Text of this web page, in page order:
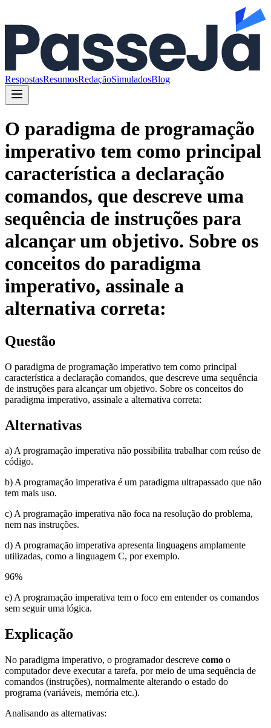
RespostasResumosRedaçãoSimuladosBlog
O paradigma de programação
imperativo tem como principal
característica a declaração
comandos, que descreve uma
sequência de instruções para
alcançar um objetivo. Sobre os
conceitos do paradigma
imperativo, assinale a
alternativa correta:
Questão
O paradigma de programação imperativo tem como principal
característica a declaração comandos, que descreve uma sequência
de instruções para alcançar um objetivo. Sobre os conceitos do
paradigma imperativo, assinale a alternativa correta:
Alternativas
a) A programação imperativa não possibilita trabalhar com reúso de
código.
b) A programação imperativa é um paradigma ultrapassado que não
tem mais uso.
c) A programação imperativa não foca na resolução do problema,
nem nas instruções.
d) A programação imperativa apresenta linguagens amplamente
utilizadas, como a linguagem C, por exemplo.
96%
e) A programação imperativa tem o foco em entender os comandos
sem seguir uma lógica.
Explicação
No paradigma imperativo, o programador descreve como o
computador deve executar a tarefa, por meio de uma sequência de
comandos (instruções), normalmente alterando o estado do
programa (variáveis, memória etc.).
Analisando as alternativas: